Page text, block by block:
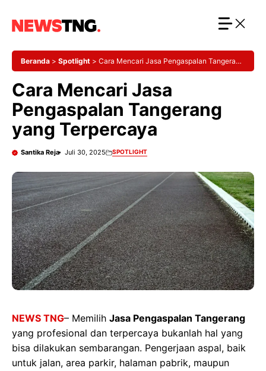
Beranda > Spotlight > Cara Mencari Jasa Pengaspalan Tangerang
Cara Mencari Jasa
Pengaspalan Tangerang
yang Terpercaya
Santika Reja Juli 30, 2025 SPOTLIGHT
NEWS TNG– Memilih Jasa Pengaspalan Tangerang
yang profesional dan terpercaya bukanlah hal yang
bisa dilakukan sembarangan. Pengerjaan aspal, baik
untuk jalan, area parkir, halaman pabrik, maupun